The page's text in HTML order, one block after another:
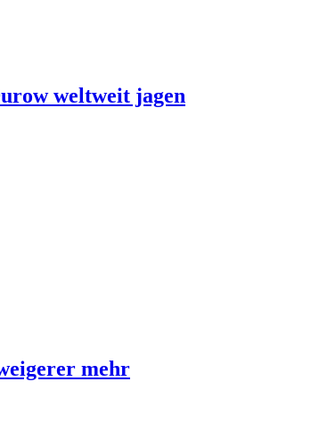
weltweit jagen
mehr